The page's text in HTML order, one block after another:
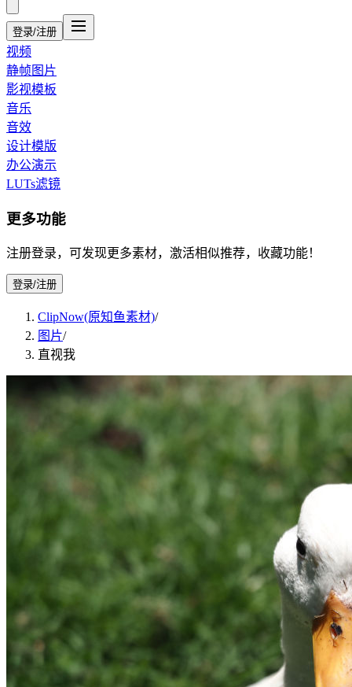
登录/注册
视频
静帧图片
影视模板
音乐
音效
设计模版
办公演示
LUTs滤镜
更多功能
注册登录，可发现更多素材，激活相似推荐，收藏功能！
登录/注册
ClipNow(原知鱼素材)/
图片/
直视我